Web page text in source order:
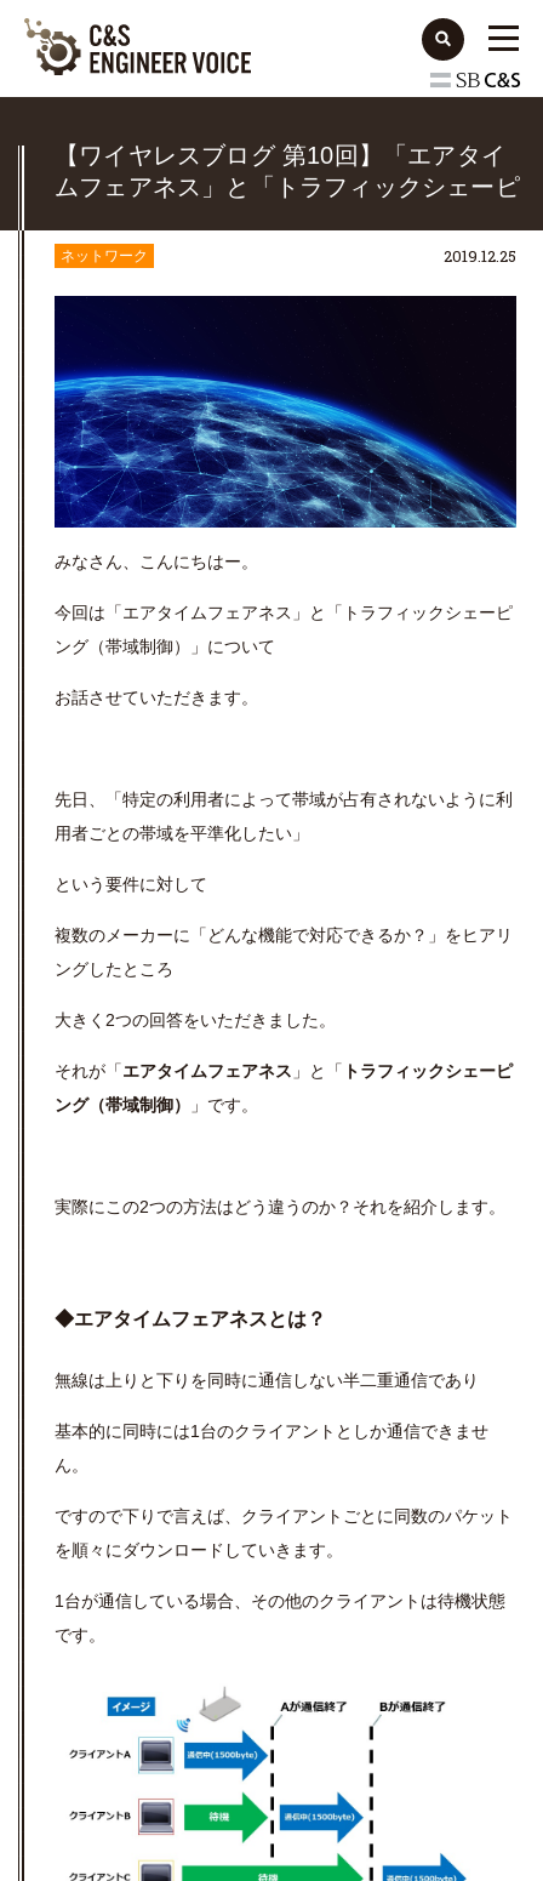
【ワイヤレスブログ 第10回】「エアタイ
ムフェアネス」と「トラフィックシェーピ
ネットワーク 2019.12.25
みなさん、こんにちはー。
今回は「エアタイムフェアネス」と「トラフィックシェーピ
ング（帯域制御）」について
お話させていただきます。
先日、「特定の利用者によって帯域が占有されないように利
用者ごとの帯域を平準化したい」
という要件に対して
複数のメーカーに「どんな機能で対応できるか？」をヒアリ
ングしたところ
大きく2つの回答をいただきました。
それが「エアタイムフェアネス 」と「 トラフィックシェーピ
ング（帯域制御）
」です。
実際にこの2つの方法はどう違うのか？それを紹介します。
◆エアタイムフェアネスとは？
無線は上りと下りを同時に通信しない半二重通信であり
基本的に同時には1台のクライアントとしか通信できませ
ん。
ですので下りで言えば、クライアントごとに同数のパケット
を順々にダウンロードしていきます。
1台が通信している場合、その他のクライアントは待機状態
です。